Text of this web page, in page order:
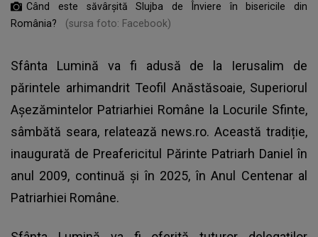
Când este săvârșită Slujba de Înviere în bisericile din
România?
(sursa foto: Facebook)
Sfânta Lumină va fi adusă de la Ierusalim de
părintele arhimandrit Teofil Anăstăsoaie, Superiorul
Aşezămintelor Patriarhiei Române la Locurile Sfinte,
sâmbătă seara, relatează news.ro. Această tradiție,
inaugurată de Preafericitul Părinte Patriarh Daniel în
anul 2009, continuă și în 2025, în Anul Centenar al
Patriarhiei Române.